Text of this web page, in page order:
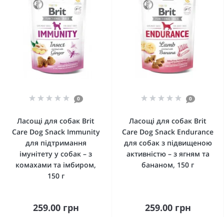
0
Ласощі для собак Brit
Care Dog Snack Immunity
для підтримання
імунітету у собак – з
комахами та імбиром,
150 г
259.00 грн
0
Ласощі для собак Brit
Care Dog Snack Endurance
для собак з підвищеною
активністю – з ягням та
бананом, 150 г
259.00 грн